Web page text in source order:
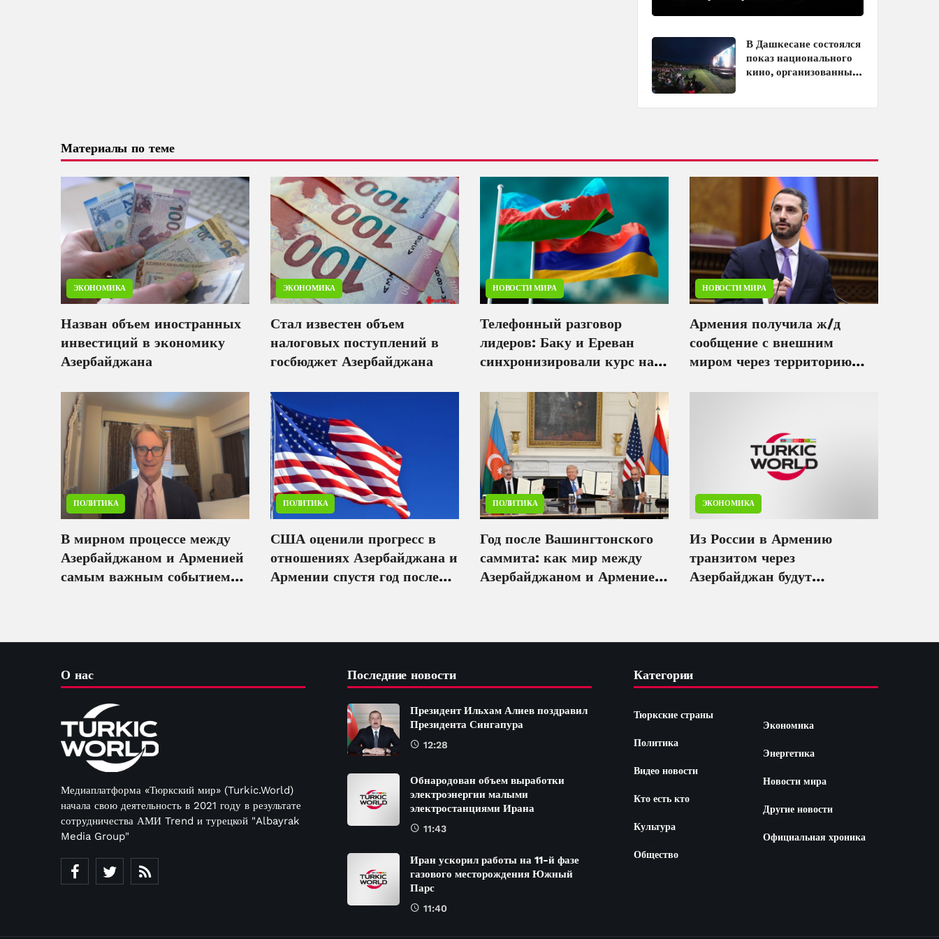
В Дашкесане состоялся
показ национального
кино, организованный
Материалы по теме
ЭКОНОМИКА
Назван объем иностранных
инвестиций в экономику
Азербайджана
ЭКОНОМИКА
Стал известен объем
налоговых поступлений в
госбюджет Азербайджана
НОВОСТИ МИРА
Телефонный разговор
лидеров: Баку и Ереван
синхронизировали курс на
НОВОСТИ МИРА
Армения получила ж/д
сообщение с внешним
миром через территорию
ПОЛИТИКА
В мирном процессе между
Азербайджаном и Арменией
самым важным событием
ПОЛИТИКА
США оценили прогресс в
отношениях Азербайджана и
Армении спустя год после
ПОЛИТИКА
Год после Вашингтонского
саммита: как мир между
Азербайджаном и Арменией
ЭКОНОМИКА
Из России в Армению
транзитом через
Азербайджан будут
О нас
Медиаплатформа «Тюркский мир» (Turkic.World)
начала свою деятельность в 2021 году в результате
сотрудничества АМИ Trend и турецкой "Albayrak
Media Group"
Последние новости
Президент Ильхам Алиев поздравил
Президента Сингапура
12:28
Обнародован объем выработки
электроэнергии малыми
электростанциями Ирана
11:43
Иран ускорил работы на 11-й фазе
газового месторождения Южный
Парс
11:40
Категории
Тюркские страны
Политика
Видео новости
Кто есть кто
Культура
Общество
Экономика
Энергетика
Новости мира
Другие новости
Официальная хроника